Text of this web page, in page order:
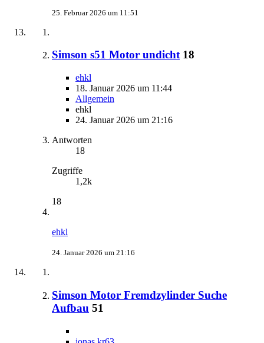
25. Februar 2026 um 11:51
Simson s51 Motor undicht 18
ehkl
18. Januar 2026 um 11:44
Allgemein
ehkl
24. Januar 2026 um 21:16
Antworten
18
Zugriffe
1,2k
18
ehkl
24. Januar 2026 um 21:16
Simson Motor Fremdzylinder Suche
Aufbau 51